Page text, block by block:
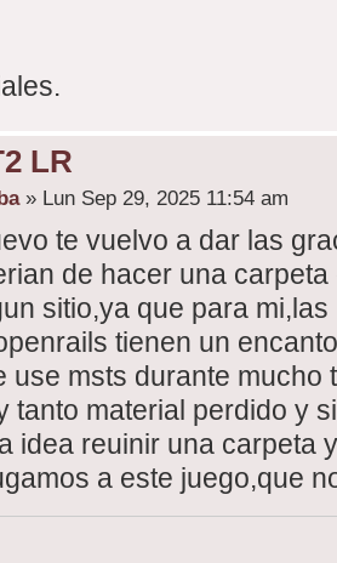
LR
» Lun Sep 29, 2025 11:54 am
te vuelvo a dar las
de hacer una
sitio,ya que para
tienen un
use msts durante mucho
tanto material perdido y
idea reuinir una carpeta
a este juego,que